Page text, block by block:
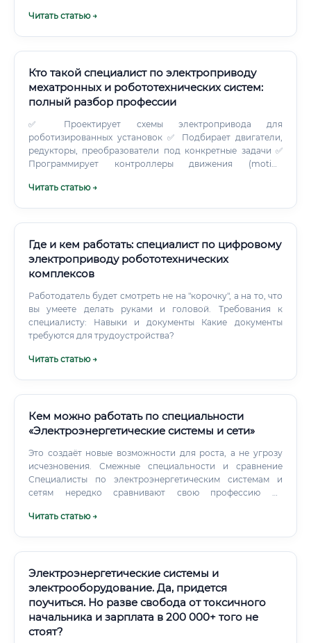
это элита?
Читать статью →
Кто такой специалист по электроприводу
мехатронных и робототехнических систем:
полный разбор профессии
✅ Проектирует схемы электропривода для
роботизированных установок ✅ Подбирает двигатели,
редукторы, преобразователи под конкретные задачи ✅
Программирует контроллеры движения (motion
энкодеры, резольверы, датчики момента ✅ Проводит
кинематических схем ✅ Моделирует динамику привода в
специализированных программах Важный момент: этот
инженер работает не только за компьютером. Часть
промышленные площадки.
Читать статью →
Где и кем работать: специалист по цифровому
электроприводу робототехнических
комплексов
Работодатель будет смотреть не на "корочку", а на то, что
вы умеете делать руками и головой. Требования к
специалисту: Навыки и документы Какие документы
требуются для трудоустройства?
Читать статью →
Кем можно работать по специальности
«Электроэнергетические системы и сети»
Это создаёт новые возможности для роста, а не угрозу
исчезновения. Смежные специальности и сравнение
Специалисты по электроэнергетическим системам и
сетям нередко сравнивают свою профессию со
Читать статью →
Электроэнергетические системы и
электрооборудование. Да, придется
поучиться. Но разве свобода от токсичного
начальника и зарплата в 200 000+ того не
стоят?